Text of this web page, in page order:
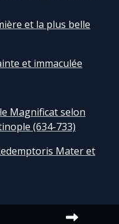
et la plus belle
et immaculée
Magnificat selon
(634-733)
Mater et